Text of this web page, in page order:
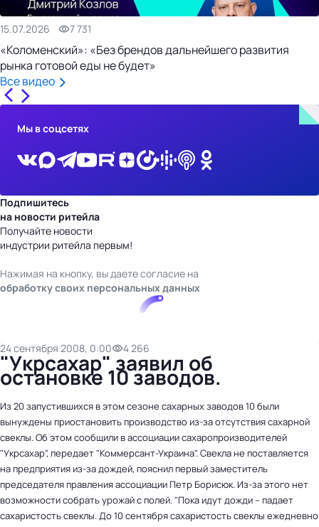
15.07.2026 7 731
«Коломенский»: «Без брендов дальнейшего развития
рынка готовой еды не будет»
Все видео
Мы в соцсетях
Подпишитесь
на новости ритейла
Получайте новости
индустрии ритейла первым!
Нажимая на кнопку, вы даете согласие на
обработку своих персональных данных
24 сентября 2008, 0:00 4 266
"Укрсахар" заявил об
остановке 10 заводов.
Из 20 запустившихся в этом сезоне сахарных заводов 10 были
вынуждены приостановить производство из-за отсутствия сахарной
свеклы. Об этом сообщили в ассоциации сахаропроизводителей
"Укрсахар", передает "Коммерсант-Украина". Свекла не поставляется
на предприятия из-за дождей, пояснил первый заместитель
председателя правления ассоциации Петр Борисюк. Из-за этого нет
возможности собрать урожай с полей. "Пока идут дожди – падает
сахаристость свеклы. До 10 сентября сахаристость свеклы ежедневно